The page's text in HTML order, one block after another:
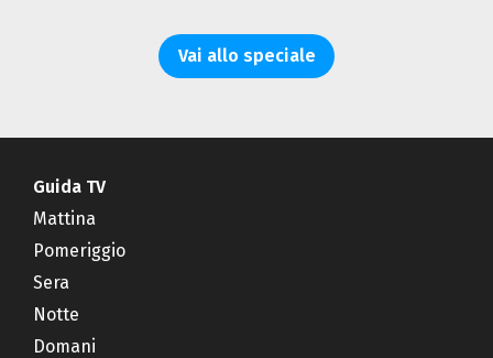
Vai allo speciale
Guida TV
Mattina
Pomeriggio
Sera
Notte
Domani